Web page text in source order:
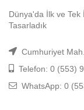
Dünya'da İlk ve Tek
Tasarladık
Cumhuriyet
Telefon: 0 (553)
WhatsApp: 0